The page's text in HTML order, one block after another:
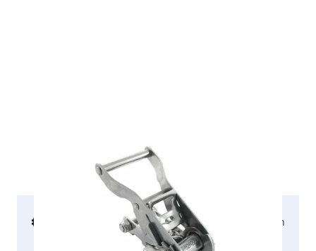
€ 30,00 incl. btw 2-5 werkdagen